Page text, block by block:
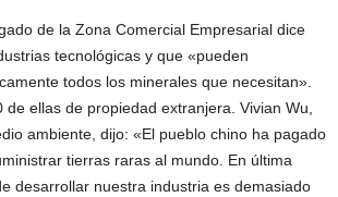
de la Zona Comercial Empresarial dice
tecnológicas y que «pueden
todos los minerales que necesitan».
de ellas de propiedad extranjera. Vivian Wu,
ambiente, dijo: «El pueblo chino ha pagado
tierras raras al mundo. En última
desarrollar nuestra industria es demasiado